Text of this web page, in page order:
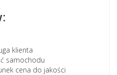
klienta
samochodu
cena do jakości